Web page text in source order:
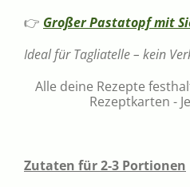
👉 Großer Pastatopf mit
Ideal für Tagliatelle – kein
Alle deine Rezepte
Rezeptkarten -
Zutaten für 2-3 Portionen